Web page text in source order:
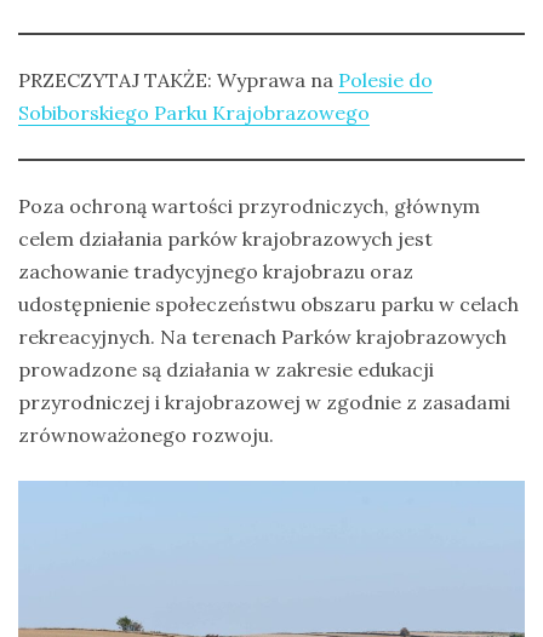
PRZECZYTAJ TAKŻE: Wyprawa na Polesie do
Sobiborskiego Parku Krajobrazowego
Poza ochroną wartości przyrodniczych, głównym
celem działania parków krajobrazowych jest
zachowanie tradycyjnego krajobrazu oraz
udostępnienie społeczeństwu obszaru parku w celach
rekreacyjnych. Na terenach Parków krajobrazowych
prowadzone są działania w zakresie edukacji
przyrodniczej i krajobrazowej w zgodnie z zasadami
zrównoważonego rozwoju.